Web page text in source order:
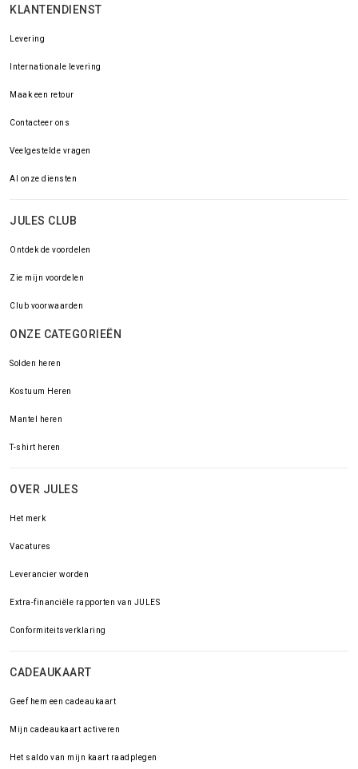
KLANTENDIENST
Levering
Internationale levering
Maak een retour
Contacteer ons
Veelgestelde vragen
Al onze diensten
JULES CLUB
Ontdek de voordelen
Zie mijn voordelen
Club voorwaarden
ONZE CATEGORIEËN
Solden heren
Kostuum Heren
Mantel heren
T-shirt heren
OVER JULES
Het merk
Vacatures
Leverancier worden
Extra-financiële rapporten van JULES
Conformiteitsverklaring
CADEAUKAART
Geef hem een cadeaukaart
Mijn cadeaukaart activeren
Het saldo van mijn kaart raadplegen